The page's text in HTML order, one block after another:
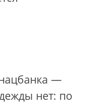
—
нет: по